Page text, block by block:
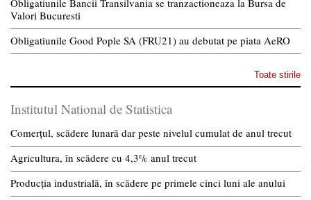
Obligatiunile Bancii Transilvania se tranzactioneaza la Bursa de
Valori Bucuresti
Obligatiunile Good Pople SA (FRU21) au debutat pe piata AeRO
Toate stirile
Institutul National de Statistica
Comerțul, scădere lunară dar peste nivelul cumulat de anul trecut
Agricultura, în scădere cu 4,3% anul trecut
Producția industrială, în scădere pe primele cinci luni ale anului